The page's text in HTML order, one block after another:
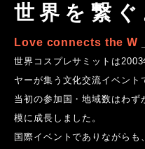
世界を繋ぐ
Love connects the
世界コスプレサミットは
ヤーが集う文化交流イベント
当初の参加国・地域数はわず
模に成長しました。
国際イベントでありながら